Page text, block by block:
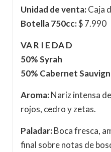
Unidad de venta:Caja
Botella 750cc:$ 7.990
VA R I E DA D
50% Syrah
50% Cabernet
Aroma:Nariz intensa
rojos, cedro y zetas.
Paladar:Boca fresca,
final sobre notas de